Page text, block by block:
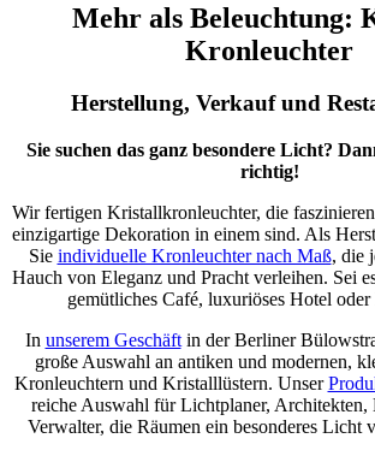
Mehr als Beleuchtung:
Kronleuchter
Herstellung, Verkauf und
Sie suchen das ganz besondere Licht?
richtig!
Wir fertigen Kristallkronleuchter, die
einzigartige Dekoration in einem sind. Als
Sie individuelle Kronleuchter nach Maß, die
Hauch von Eleganz und Pracht verleihen. Sei
gemütliches Café, luxuriöses Hotel
In unserem Geschäftin der Berliner
große Auswahl an antiken und modernen,
Kronleuchtern und Kristalllüstern. Unser
reiche Auswahl für Lichtplaner, Architekten,
Verwalter, die Räumen ein besonderes Licht